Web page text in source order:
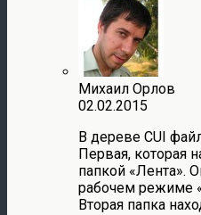
Михаил Орлов
02.02.2015
В дереве CUI
Первая, которая
папкой «Лента».
рабочем режиме
Вторая папка